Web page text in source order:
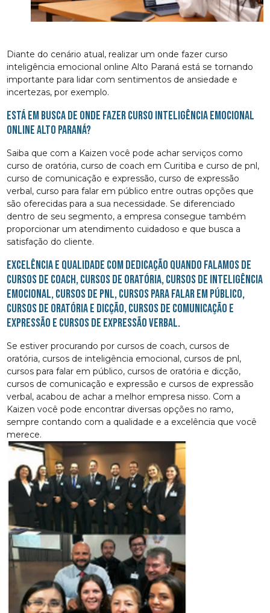
Diante do cenário atual, realizar um onde fazer curso
inteligência emocional online Alto Paraná está se tornando
importante para lidar com sentimentos de ansiedade e
incertezas, por exemplo.
Está em busca de onde fazer curso inteligência emocional
online Alto Paraná?
Saiba que com a Kaizen você pode achar serviços como
curso de oratória, curso de coach em Curitiba e curso de pnl,
curso de comunicação e expressão, curso de expressão
verbal, curso para falar em público entre outras opções que
são oferecidas para a sua necessidade. Se diferenciado
dentro de seu segmento, a empresa consegue também
proporcionar um atendimento cuidadoso e que busca a
satisfação do cliente.
Excelência e qualidade com dedicação quando falamos de
cursos de coach, cursos de oratória, cursos de inteligência
emocional, cursos de pnl, cursos para falar em público,
cursos de oratória e dicção, cursos de comunicação e
expressão e cursos de expressão verbal.
Se estiver procurando por cursos de coach, cursos de
oratória, cursos de inteligência emocional, cursos de pnl,
cursos para falar em público, cursos de oratória e dicção,
cursos de comunicação e expressão e cursos de expressão
verbal, acabou de achar a melhor empresa nisso. Com a
Kaizen você pode encontrar diversas opções no ramo,
sempre contando com a qualidade e a excelência que você
merece.